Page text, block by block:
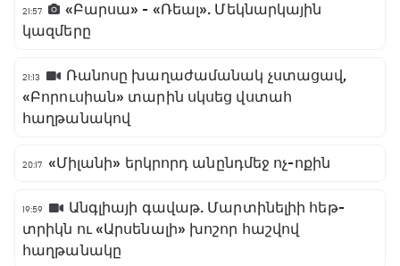
21:57
«Բարսա» - «Ռեալ». Մեկնարկային
կազմերը
21:13
Ռանոսը խաղաժամանակ չստացավ,
«Բորուսիան» տարին սկսեց վստահ
հաղթանակով
20:17 «Միլանի» երկրորդ անընդմեջ ոչ-ոքին
19:59
Անգլիայի գավաթ. Մարտինելիի հեթ-
տրիկն ու «Արսենալի» խոշոր հաշվով
հաղթանակը